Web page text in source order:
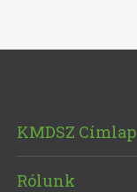
KMDSZ Címlap
Rólunk